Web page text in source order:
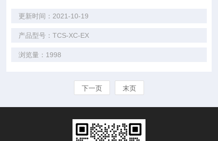
更新时间：2021-10-19
产品型号：TCS-XC-EX
浏览量：1998
下一页 末页